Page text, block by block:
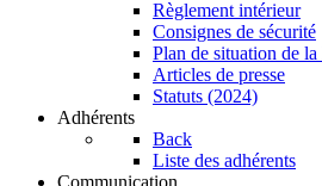
Règlement intérieur
Consignes de sécurité
Plan de situation de
Articles de presse
Statuts (2024)
Adhérents
Back
Liste des adhérents
Communication